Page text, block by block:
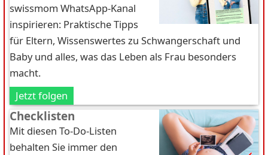
swissmom WhatsApp-Kanal
inspirieren: Praktische Tipps
für Eltern, Wissenswertes zu Schwangerschaft und
Baby und alles, was das Leben als Frau besonders
macht.
Jetzt folgen
Checklisten
Mit diesen To-Do-Listen
behalten Sie immer den